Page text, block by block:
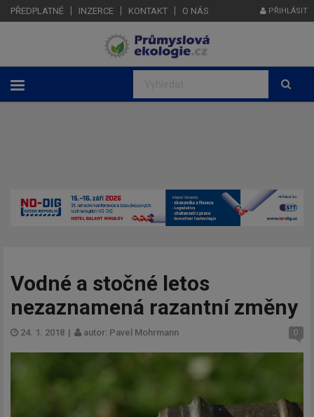
PŘEDPLATNÉ INZERCE KONTAKT O NÁS PŘIHLÁSIT
Vodné a stočné letos
nezaznamená razantní změny
24. 1. 2018 | autor: Pavel Mohrmann 0